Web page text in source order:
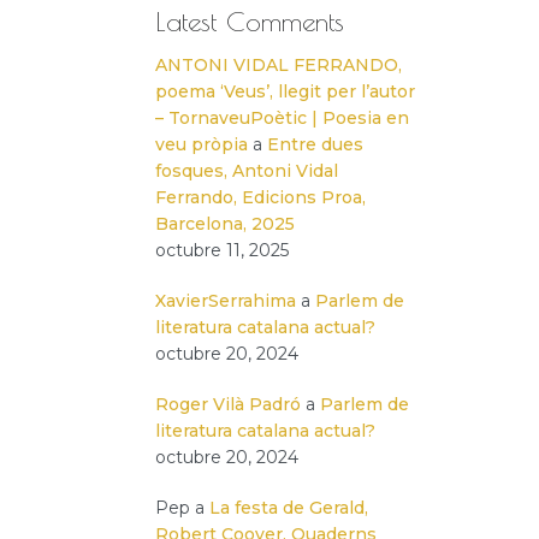
Latest Comments
ANTONI VIDAL FERRANDO,
poema ‘Veus’, llegit per l’autor
– TornaveuPoètic | Poesia en
veu pròpia a Entre dues
fosques, Antoni Vidal
Ferrando, Edicions Proa,
Barcelona, 2025
octubre 11, 2025
XavierSerrahima a Parlem de
literatura catalana actual?
octubre 20, 2024
Roger Vilà Padró a Parlem de
literatura catalana actual?
octubre 20, 2024
Pep a La festa de Gerald,
Robert Coover, Quaderns